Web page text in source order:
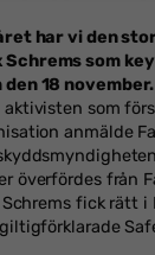
har vi den
Schrems som
18 november.
som
anmälde
överfördes från
fick rätt i